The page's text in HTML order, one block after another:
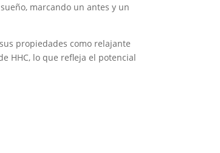
marcando un antes y un
propiedades como relajante
HHC, lo que refleja el potencial